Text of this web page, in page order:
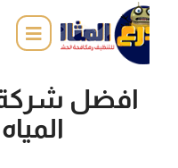
افضل